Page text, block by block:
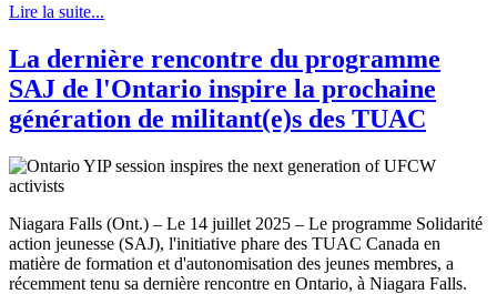
Lire la suite...
La dernière rencontre du programme
SAJ de l'Ontario inspire la prochaine
génération de militant(e)s des TUAC
Niagara Falls (Ont.) – Le 14 juillet 2025 – Le programme Solidarité
action jeunesse (SAJ), l'initiative phare des TUAC Canada en
matière de formation et d'autonomisation des jeunes membres, a
récemment tenu sa dernière rencontre en Ontario, à Niagara Falls.